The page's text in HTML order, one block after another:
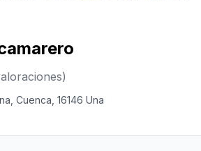
Cuenca, 16146 Una